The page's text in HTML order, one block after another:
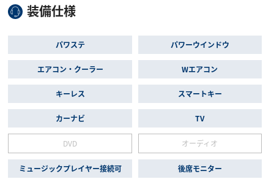
装備仕様
パワステ パワーウインドウ
エアコン・クーラー Wエアコン
キーレス スマートキー
カーナビ TV
DVD オーディオ
ミュージックプレイヤー接続可 後席モニター